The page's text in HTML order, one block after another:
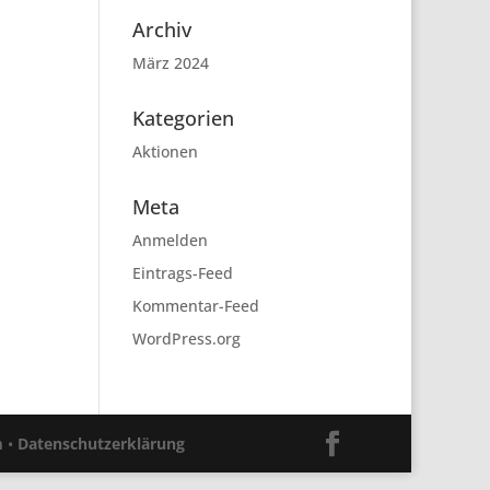
Archiv
März 2024
Kategorien
Aktionen
Meta
Anmelden
Eintrags-Feed
Kommentar-Feed
WordPress.org
• Datenschutzerklärung